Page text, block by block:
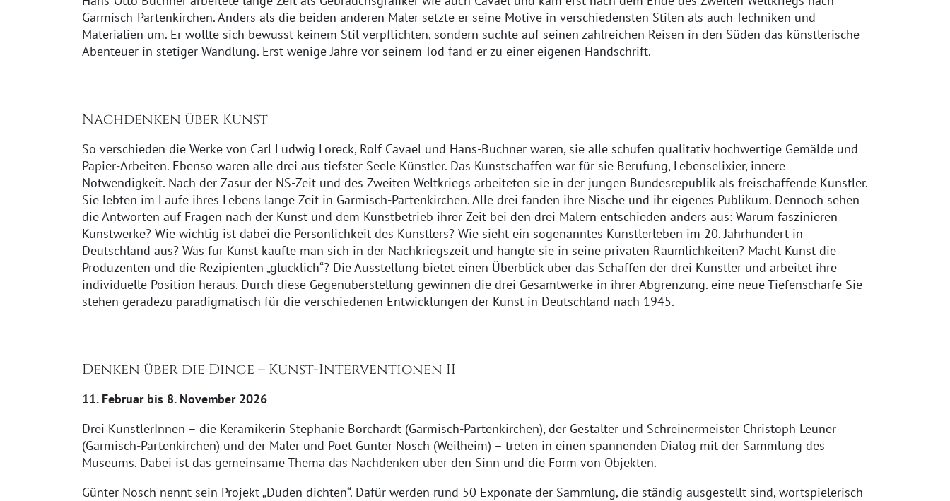
Garmisch-Partenkirchen. Anders als die beiden anderen Maler setzte er seine Motive in verschiedensten Stilen als auch Techniken und
Materialien um. Er wollte sich bewusst keinem Stil verpflichten, sondern suchte auf seinen zahlreichen Reisen in den Süden das künstlerische
Abenteuer in stetiger Wandlung. Erst wenige Jahre vor seinem Tod fand er zu einer eigenen Handschrift.
Nachdenken über Kunst
So verschieden die Werke von Carl Ludwig Loreck, Rolf Cavael und Hans-Buchner waren, sie alle schufen qualitativ hochwertige Gemälde und
Papier-Arbeiten. Ebenso waren alle drei aus tiefster Seele Künstler. Das Kunstschaffen war für sie Berufung, Lebenselixier, innere
Notwendigkeit. Nach der Zäsur der NS-Zeit und des Zweiten Weltkriegs arbeiteten sie in der jungen Bundesrepublik als freischaffende Künstler.
Sie lebten im Laufe ihres Lebens lange Zeit in Garmisch-Partenkirchen. Alle drei fanden ihre Nische und ihr eigenes Publikum. Dennoch sehen
die Antworten auf Fragen nach der Kunst und dem Kunstbetrieb ihrer Zeit bei den drei Malern entschieden anders aus: Warum faszinieren
Kunstwerke? Wie wichtig ist dabei die Persönlichkeit des Künstlers? Wie sieht ein sogenanntes Künstlerleben im 20. Jahrhundert in
Deutschland aus? Was für Kunst kaufte man sich in der Nachkriegszeit und hängte sie in seine privaten Räumlichkeiten? Macht Kunst die
Produzenten und die Rezipienten „glücklich“? Die Ausstellung bietet einen Überblick über das Schaffen der drei Künstler und arbeitet ihre
individuelle Position heraus. Durch diese Gegenüberstellung gewinnen die drei Gesamtwerke in ihrer Abgrenzung. eine neue Tiefenschärfe Sie
stehen geradezu paradigmatisch für die verschiedenen Entwicklungen der Kunst in Deutschland nach 1945.
Denken über die Dinge – Kunst-Interventionen II
11. Februar bis 8. November 2026
Drei KünstlerInnen – die Keramikerin Stephanie Borchardt (Garmisch-Partenkirchen), der Gestalter und Schreinermeister Christoph Leuner
(Garmisch-Partenkirchen) und der Maler und Poet Günter Nosch (Weilheim) – treten in einen spannenden Dialog mit der Sammlung des
Museums. Dabei ist das gemeinsame Thema das Nachdenken über den Sinn und die Form von Objekten.
Günter Nosch nennt sein Projekt „Duden dichten“. Dafür werden rund 50 Exponate der Sammlung, die ständig ausgestellt sind, wortspielerisch